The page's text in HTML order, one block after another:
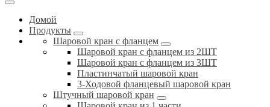
Домой
Продукты
Шаровой кран с фланцем
Шаровой кран с фланцем из 2ШТ
Шаровой кран с фланцем из 3ШТ
Пластинчатый шаровой кран
3-Ходовой фланцевый шаровой кран
Штучный шаровой кран